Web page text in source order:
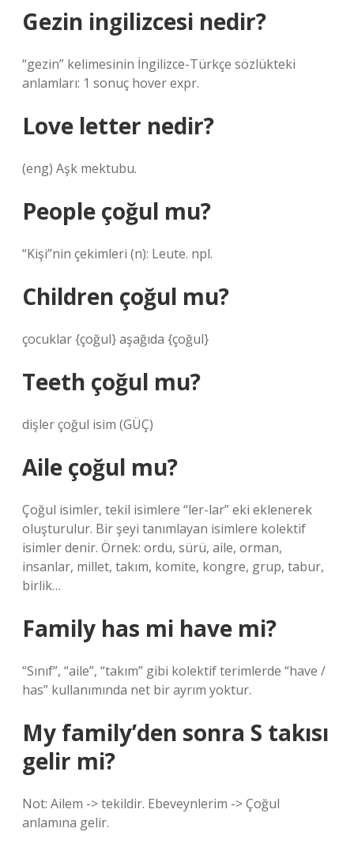
Gezin ingilizcesi nedir?
“gezin” kelimesinin İngilizce-Türkçe sözlükteki
anlamları: 1 sonuç hover expr.
Love letter nedir?
(eng) Aşk mektubu.
People çoğul mu?
“Kişi”nin çekimleri (n): Leute. npl.
Children çoğul mu?
çocuklar {çoğul} aşağıda {çoğul}
Teeth çoğul mu?
dişler çoğul isim (GÜÇ)
Aile çoğul mu?
Çoğul isimler, tekil isimlere “ler-lar” eki eklenerek
oluşturulur. Bir şeyi tanımlayan isimlere kolektif
isimler denir. Örnek: ordu, sürü, aile, orman,
insanlar, millet, takım, komite, kongre, grup, tabur,
birlik…
Family has mi have mi?
“Sınıf”, “aile”, “takım” gibi kolektif terimlerde “have /
has” kullanımında net bir ayrım yoktur.
My family’den sonra S takısı
gelir mi?
Not: Ailem -> tekildir. Ebeveynlerim -> Çoğul
anlamına gelir.